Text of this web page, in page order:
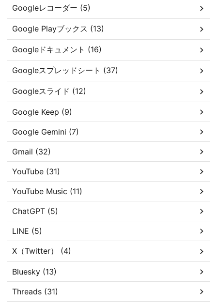
Googleレコーダー (5)
Google Playブックス (13)
Googleドキュメント (16)
Googleスプレッドシート (37)
Googleスライド (12)
Google Keep (9)
Google Gemini (7)
Gmail (32)
YouTube (31)
YouTube Music (11)
ChatGPT (5)
LINE (5)
X（Twitter） (4)
Bluesky (13)
Threads (31)